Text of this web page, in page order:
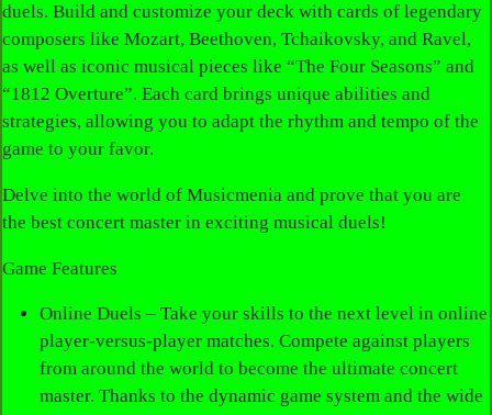
duels. Build and customize your deck with cards of legendary
composers like Mozart, Beethoven, Tchaikovsky, and Ravel,
as well as iconic musical pieces like “The Four Seasons” and
“1812 Overture”. Each card brings unique abilities and
strategies, allowing you to adapt the rhythm and tempo of the
game to your favor.
Delve into the world of Musicmenia and prove that you are
the best concert master in exciting musical duels!
Game Features
Online Duels – Take your skills to the next level in online
player-versus-player matches. Compete against players
from around the world to become the ultimate concert
master. Thanks to the dynamic game system and the wide